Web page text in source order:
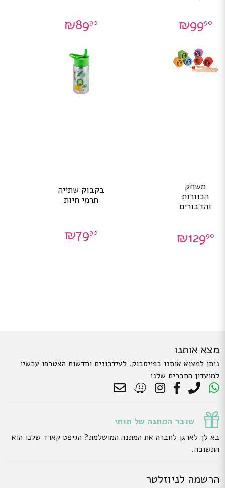
₪9990
₪8990
משחק
הכוורות
והדבורים
₪12990
בקבוק שתייה
תרמי חיות
₪7990
מצא אותנו
ניתן למצוא אותנו בפייסבוק. לעידכונים וחדשות הצטרפו עכשיו
למועדון החברים שלנו
שובר המתנה של תותי
בא לך לארגן לחברה את המתנה המושלמת? הגיפט קארד שלנו הוא
התשובה.
הרשמה לניוזלטר